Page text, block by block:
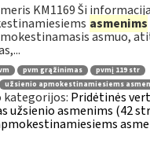
KM1169 Ši
asmenims
asmuo,
pvm grąžinimas
pvmį 119 str
užsienio apmokestinamiesiems
kategorijos: Pridėtinės
užsienio asmenims (42